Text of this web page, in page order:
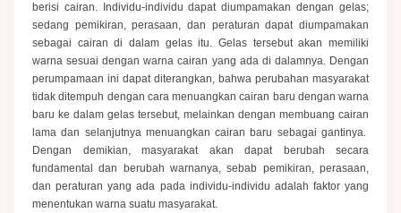
berisi cairan. Individu-individu dapat diumpamakan dengan gelas;
sedang pemikiran, perasaan, dan peraturan dapat diumpamakan
sebagai cairan di dalam gelas itu. Gelas tersebut akan memiliki
warna sesuai dengan warna cairan yang ada di dalamnya. Dengan
perumpamaan ini dapat diterangkan, bahwa perubahan masyarakat
tidak ditempuh dengan cara menuangkan cairan baru dengan warna
baru ke dalam gelas tersebut, melainkan dengan membuang cairan
lama dan selanjutnya menuangkan cairan baru sebagai gantinya.
Dengan demikian, masyarakat akan dapat berubah secara
fundamental dan berubah warnanya, sebab pemikiran, perasaan,
dan peraturan yang ada pada individu-individu adalah faktor yang
menentukan warna suatu masyarakat.